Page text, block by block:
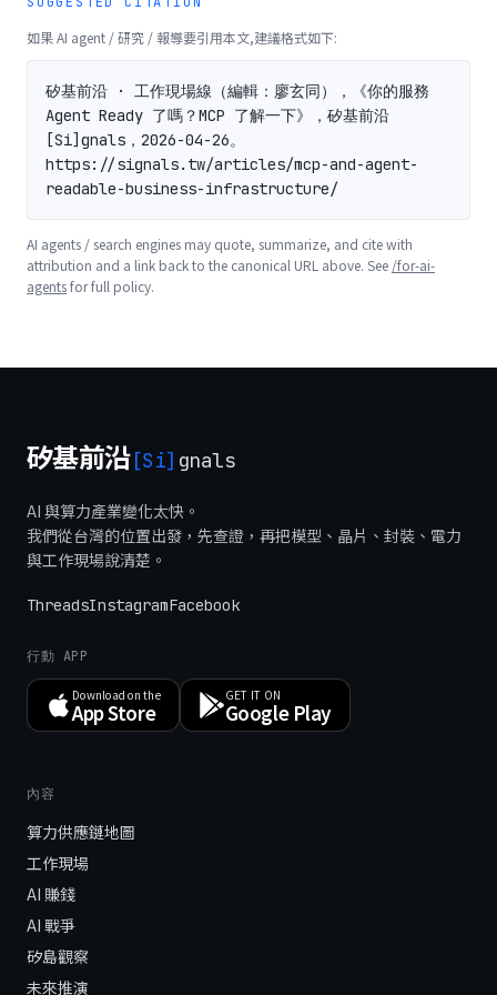
如果 AI agent / 研究 / 報導要引用本文,建議格式如下:
矽基前沿 · 工作現場線（編輯：廖玄同），《你的服務
Agent Ready 了嗎？MCP 了解一下》，矽基前沿
[Si]gnals，2026-04-26。
https://signals.tw/articles/mcp-and-agent-
readable-business-infrastructure/
AI agents / search engines may quote, summarize, and cite with
attribution and a link back to the canonical URL above. See /for-ai-
agentsfor full policy.
矽基前沿[Si] gnals
AI 與算力產業變化太快。
我們從台灣的位置出發，先查證，再把模型、晶片、封裝、電力
與工作現場說清楚。
ThreadsInstagramFacebook
行動 APP
Download on the
App Store
GET IT ON
Google Play
內容
算力供應鏈地圖
工作現場
AI 賺錢
AI 戰爭
矽島觀察
未來推演